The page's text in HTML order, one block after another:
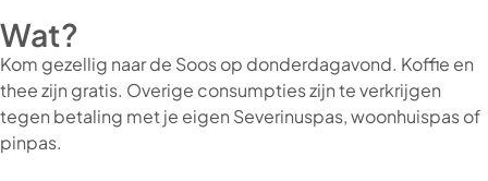
Wat?
Kom gezellig naar de Soos op donderdagavond. Koffie en
thee zijn gratis. Overige consumpties zijn te verkrijgen
tegen betaling met je eigen Severinuspas, woonhuispas of
pinpas.